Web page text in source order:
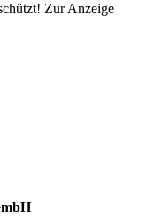
Zur Anzeige